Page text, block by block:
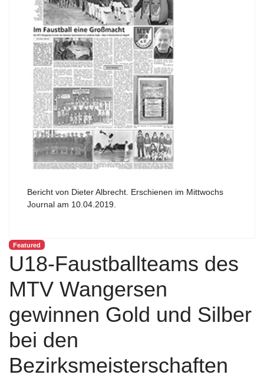
Bericht von Dieter Albrecht. Erschienen im Mittwochs
Journal am 10.04.2019.
Featured
U18-Faustballteams des
MTV Wangersen
gewinnen Gold und Silber
bei den
Bezirksmeisterschaften